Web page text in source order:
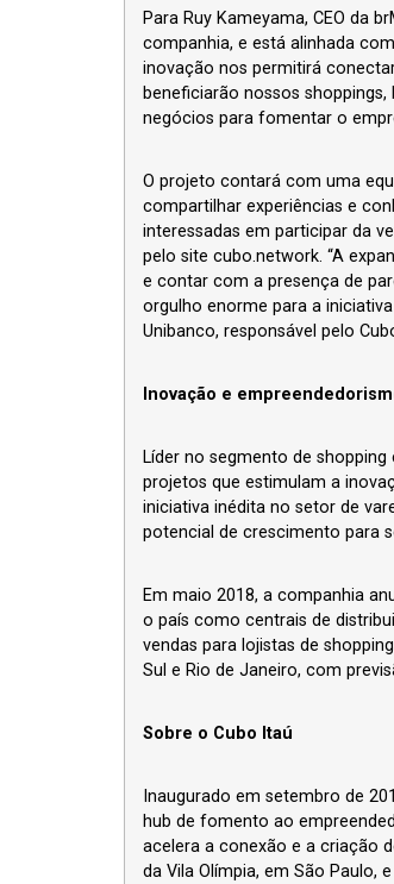
Para Ruy Kameyama, CEO da
companhia, e está alinhada
inovação nos permitirá
beneficiarão nossos
negócios para fomentar o
O projeto contará com uma
compartilhar experiências e
interessadas em participar da
pelo site cubo.network. “A
e contar com a presença de
orgulho enorme para a
Unibanco, responsável pelo
Inovação e
Líder no segmento de
projetos que estimulam a
iniciativa inédita no setor de
potencial de crescimento para
Em maio 2018, a companhia
o país como centrais de
vendas para lojistas de
Sul e Rio de Janeiro, com
Sobre o Cubo Itaú
Inaugurado em setembro de
hub de fomento ao
acelera a conexão e a criação
da Vila Olímpia, em São Paulo,